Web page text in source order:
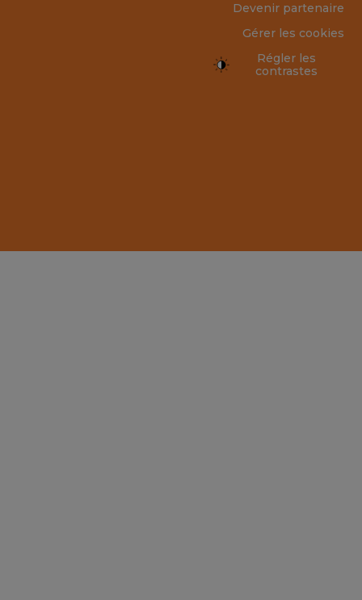
Devenir partenaire
Gérer les cookies
Régler les
contrastes